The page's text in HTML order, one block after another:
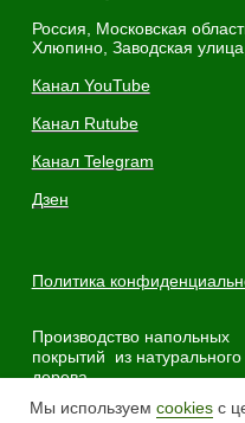
Мы используем cookies с